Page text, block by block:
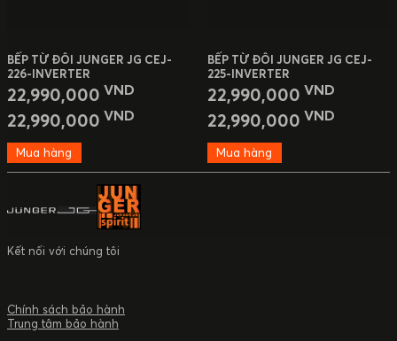
BẾP TỪ ĐÔI JUNGER JG CEJ-
226-INVERTER
22,990,000 VND
22,990,000 VND
Mua hàng
BẾP TỪ ĐÔI JUNGER JG CEJ-
225-INVERTER
22,990,000 VND
22,990,000 VND
Mua hàng
Kết nối với chúng tôi
Chính sách bảo hành
Trung tâm bảo hành